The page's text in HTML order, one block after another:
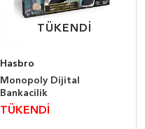
TÜKENDİ
TÜKENDİ
Hasbro
Monopoly Dijital
Bankacilik
TÜKENDİ